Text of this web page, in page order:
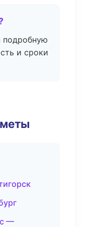
подробную
и сроки
—